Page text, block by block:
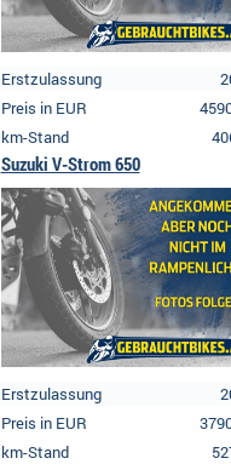
Erstzulassung
Preis in EUR
km-Stand
Suzuki V-Strom 650
Erstzulassung
Preis in EUR
km-Stand